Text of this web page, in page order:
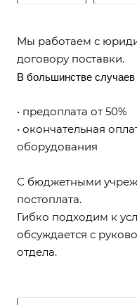
Мы работаем с
договору поставки.
В большинстве случаев
• предоплата от 50%
• окончательная
оборудования
С бюджетными
постоплата.
Гибко подходим к
обсуждается с
отдела.